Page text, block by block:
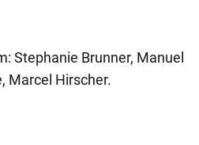
Stephanie Brunner, Manuel
Marcel Hirscher.